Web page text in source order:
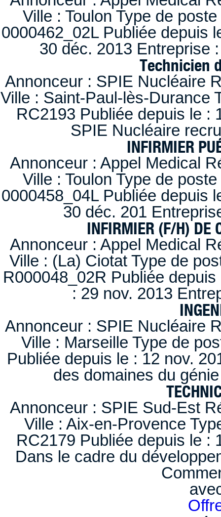
Ville : Toulon Type de
0000462_02L Publiée depuis
30 déc. 2013
Technicien
Annonceur : SPIE Nucléaire
Ville : Saint-Paul-lès-Durance
RC2193 Publiée depuis le :
SPIE Nucléaire
INFIRMIER
Annonceur : Appel Medical
Ville : Toulon Type de
0000458_04L Publiée depuis
30 déc. 201
INFIRMIER (F/H) DE
Annonceur : Appel Medical
Ville : (La) Ciotat Type de
R000048_02R Publiée
: 29 nov. 2013
Annonceur : SPIE Nucléaire
Ville : Marseille Type de
Publiée depuis le : 12 nov.
des domaines du
Annonceur : SPIE Sud-Est
Ville : Aix-en-Provence
RC2179 Publiée depuis le :
Dans le cadre du